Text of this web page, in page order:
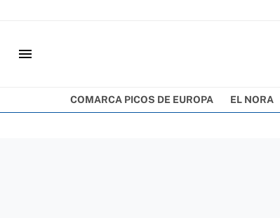
menu
COMARCA PICOS DE EUROPA EL NORA